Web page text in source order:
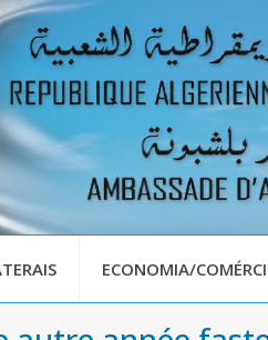
ECONOMIA/